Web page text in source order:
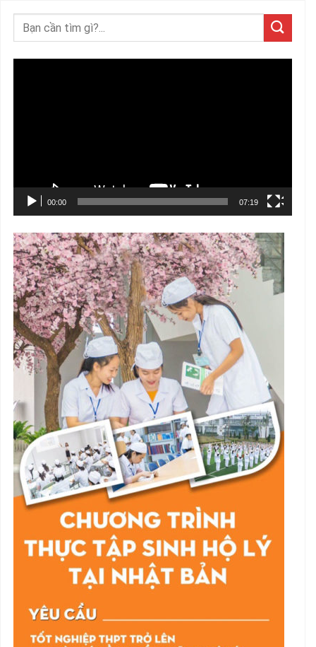
00:00 07:19